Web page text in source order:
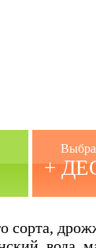
+
сорта,